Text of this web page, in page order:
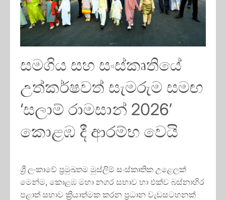
සමගිය සහ සංස්කෘතියේ
උත්කර්ෂවත් සැමරුම සමඟ
‘සලාම් රාමසාන් 2026’
කොළඹ දී ආරම්භ වෙයි
ශ්‍රී ලංකාවේ ප්‍රමුඛතම මුස්ලිම් සංස්කෘතික උළෙලක්
මෙන්ම, කොළඹ මහා නගර සභාව හා එක්ව බස්නාහිර
පළාත් සභාව ක්‍රියාත්මක කරන ප්‍රධාන වැඩසටහනක්